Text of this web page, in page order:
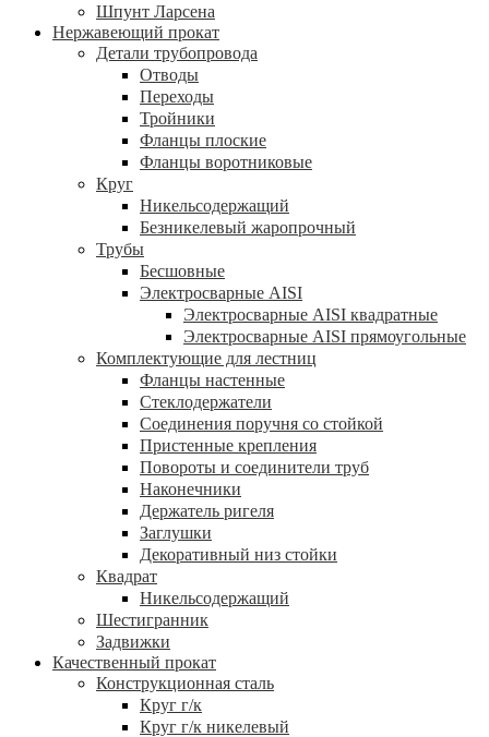
Шпунт Ларсена
Нержавеющий прокат
Детали трубопровода
Отводы
Переходы
Тройники
Фланцы плоские
Фланцы воротниковые
Круг
Никельсодержащий
Безникелевый жаропрочный
Трубы
Бесшовные
Электросварные AISI
Электросварные AISI квадратные
Электросварные AISI прямоугольные
Комплектующие для лестниц
Фланцы настенные
Стеклодержатели
Соединения поручня со стойкой
Пристенные крепления
Повороты и соединители труб
Наконечники
Держатель ригеля
Заглушки
Декоративный низ стойки
Квадрат
Никельсодержащий
Шестигранник
Задвижки
Качественный прокат
Конструкционная сталь
Круг г/к
Круг г/к никелевый